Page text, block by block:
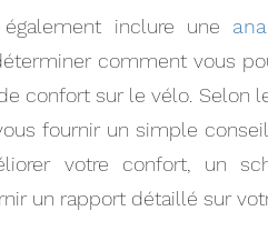
inclure une
comment vous
confort sur le vélo. Selon
fournir un simple
votre confort, un
un rapport détaillé sur